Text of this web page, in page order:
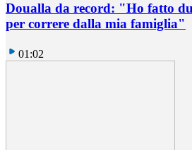
Doualla da record: "Ho fatto
per correre dalla mia famiglia"
01:02